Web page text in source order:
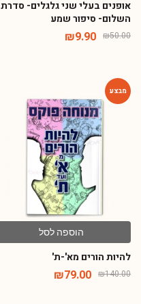
אופנים בעלי שני גלגלים- סדרת
השלום- סיפור שמע
₪50.00
₪9.90
הוספה לסל
להיות הורים מא'-ת'
₪140.00
₪79.00